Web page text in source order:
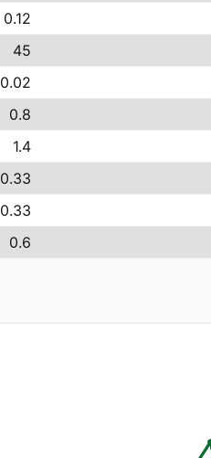
0.12
45
0.02
0.8
1.4
0.33
0.33
0.6